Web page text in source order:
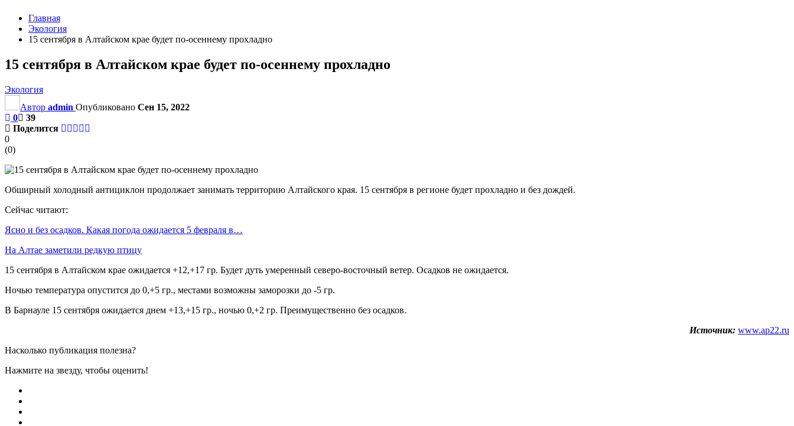
Главная
Экология
15 сентября в Алтайском крае будет по-осеннему прохладно
15 сентября в Алтайском крае будет по-осеннему прохладно
Экология
Автор admin Опубликовано Сен 15, 2022
0
39
Поделится
0
(0)
Обширный холодный антициклон продолжает занимать территорию Алтайского края. 15 сентября в регионе будет прохладно и без дождей.
Сейчас читают:
Ясно и без осадков. Какая погода ожидается 5 февраля в…
На Алтае заметили редкую птицу
15 сентября в Алтайском крае ожидается +12,+17 гр. Будет дуть умеренный северо-восточный ветер. Осадков не ожидается.
Ночью температура опустится до 0,+5 гр., местами возможны заморозки до -5 гр.
В Барнауле 15 сентября ожидается днем +13,+15 гр., ночью 0,+2 гр. Преимущественно без осадков.
Источник: www.ap22.ru
Насколько публикация полезна?
Нажмите на звезду, чтобы оценить!